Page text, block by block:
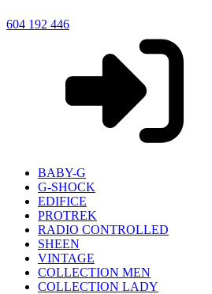
604 192 446
BABY-G
G-SHOCK
EDIFICE
PROTREK
RADIO CONTROLLED
SHEEN
VINTAGE
COLLECTION MEN
COLLECTION LADY